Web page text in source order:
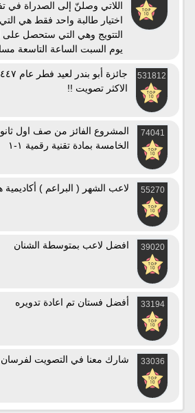
اللاتي وصلنّ إلى الصدراة في
اختيار طالبة واحد فقط هي
التتويج وهي التي ستحصل
يوم السبت الساعة التاسعة
531812
الاكثر تصويت !!
74041
المشروع الفائز من صف اول
الخامسة بمادة تقنية رقمية ١-١
55270 لاعب الشهر ( البراعم ) أكاديمية
39020 افضل لاعب بمتوسطة الشنان
33194 أفضل فستان تم اعادة تدويره
33036 شارك معنا في التصويت لفرسان